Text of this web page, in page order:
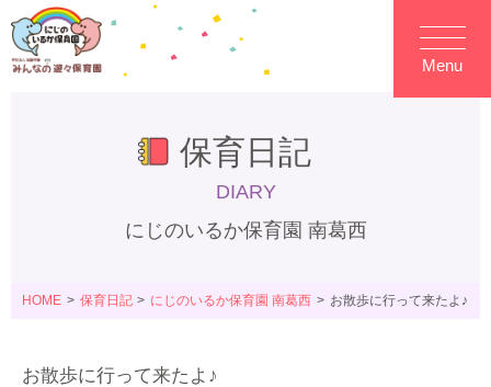
Menu
保育日記
DIARY
にじのいるか保育園 南葛西
HOME 保育日記 にじのいるか保育園 南葛西 お散歩に行って来たよ♪
お散歩に行って来たよ♪